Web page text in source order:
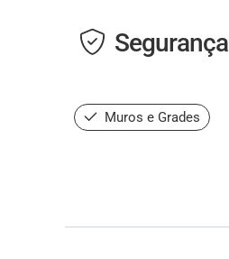
Segurança
Muros e Grades